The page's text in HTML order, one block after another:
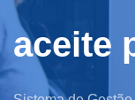
aceite